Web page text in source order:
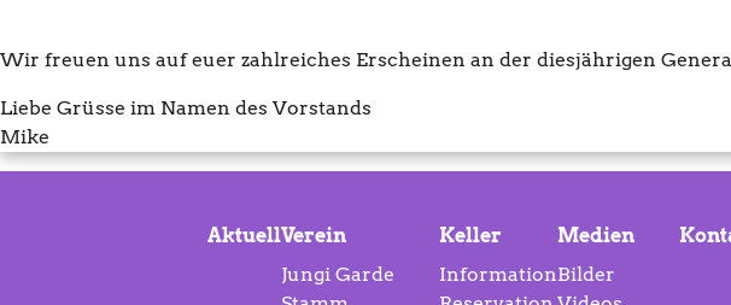
Wir freuen uns auf euer zahlreiches Erscheinen an der diesjährigen
Liebe Grüsse im Namen des Vorstands
Mike
AktuellVerein
Jungi Garde
Keller
Information
Medien
Bilder